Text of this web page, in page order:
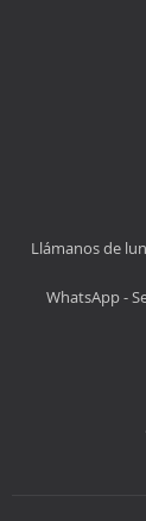
Llámanos de
WhatsApp -